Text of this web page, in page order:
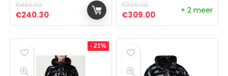
€463.00
Oorspronkelijke prijs was: €463.00.
€240.30Huidige prijs is: €240.30.
€390.00
Oorspronkelijke prijs
€309.00Huidige prijs is:
+ 2 meer
- 21%